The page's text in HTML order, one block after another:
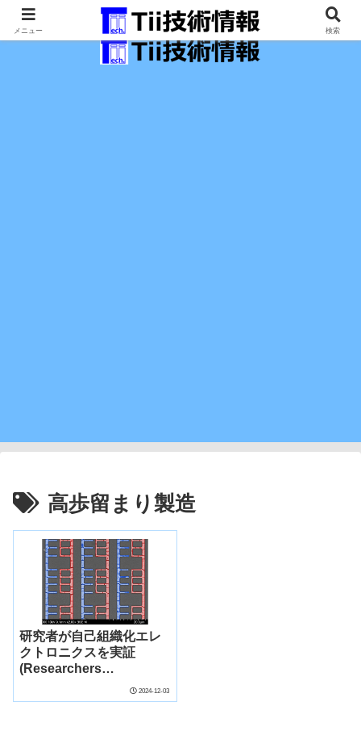
最新の科学技術の情報インフラ。
高歩留まり製造
研究者が自己組織化エレ
クトロニクスを実証
(Researchers
Assembling Electronics)
2024-12-03
メニュー 検索